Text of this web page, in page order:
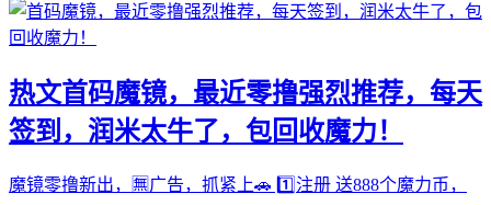
热文首码魔镜，最近零撸强烈推荐，每天
签到，润米太牛了，包回收魔力！
魔镜零撸新出，🈚️广告，抓紧上🚗 1️⃣注册 送888个魔力币，